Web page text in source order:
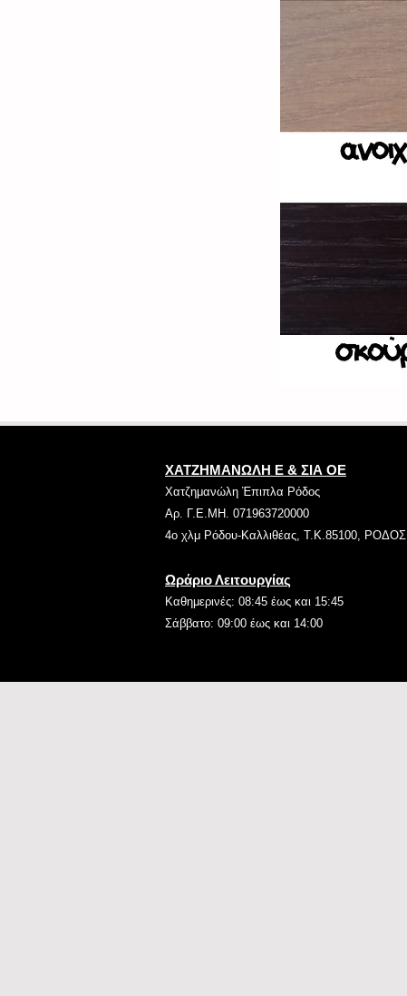
ΧΑΤΖΗΜΑΝΩΛΗ Ε & ΣΙΑ ΟΕ
Χατζημανώλη Έπιπλα Ρόδος
Αρ. Γ.Ε.ΜΗ. 071963720000
4ο χλμ Ρόδου-Καλλιθέας, Τ.Κ.85100, ΡΟΔΟΣ
Ωράριο Λειτουργίας
Καθημερινές: 08:45 έως και 15:45
Σάββατο: 09:00 έως και 14:00